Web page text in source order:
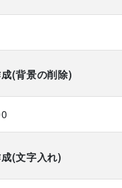
(背景の削除)
成(文字入れ)